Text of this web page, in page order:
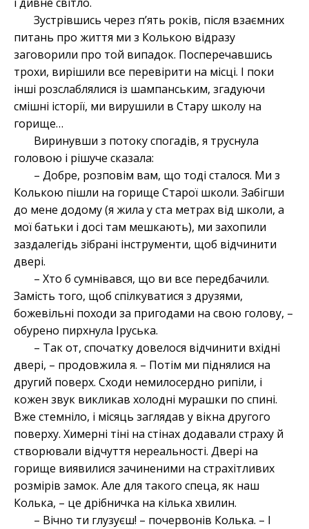
і дивне світло.
Зустрівшись через п’ять років, після взаємних
питань про життя ми з Колькою відразу
заговорили про той випадок. Посперечавшись
трохи, вирішили все перевірити на місці. І поки
інші розслаблялися із шампанським, згадуючи
смішні історії, ми вирушили в Стару школу на
горище…
Виринувши з потоку спогадів, я труснула
головою і рішуче сказала:
– Добре, розповім вам, що тоді сталося. Ми з
Колькою пішли на горище Старої школи. Забігши
до мене додому (я жила у ста метрах від школи, а
мої батьки і досі там мешкають), ми захопили
заздалегідь зібрані інструменти, щоб відчинити
двері.
– Хто б сумнівався, що ви все передбачили.
Замість того, щоб спілкуватися з друзями,
божевільні походи за пригодами на свою голову, –
обурено пирхнула Іруська.
– Так от, спочатку довелося відчинити вхідні
двері, – продовжила я. – Потім ми піднялися на
другий поверх. Сходи немилосердно рипіли, і
кожен звук викликав холодні мурашки по спині.
Вже стемніло, і місяць заглядав у вікна другого
поверху. Химерні тіні на стінах додавали страху й
створювали відчуття нереальності. Двері на
горище виявилися зачиненими на страхітливих
розмірів замок. Але для такого спеца, як наш
Колька, – це дрібничка на кілька хвилин.
– Вічно ти глузуєш! – почервонів Колька. – І